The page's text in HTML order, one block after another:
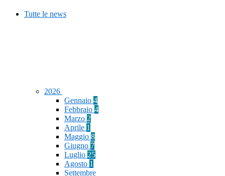
Tutte le news
2026
Gennaio 4
Febbraio 4
Marzo 2
Aprile 1
Maggio 8
Giugno 7
Luglio 25
Agosto 1
Settembre